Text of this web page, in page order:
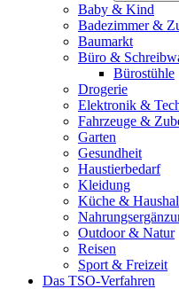
Baby & Kind
Badezimmer &
Baumarkt
Büro &
Bürostühle
Drogerie
Elektronik &
Fahrzeuge &
Garten
Gesundheit
Haustierbedarf
Kleidung
Küche &
Outdoor & Natur
Reisen
Sport & Freizeit
Das TSO-Verfahren